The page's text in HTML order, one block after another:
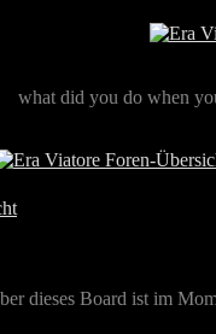
what did you do when
dieses Board ist im